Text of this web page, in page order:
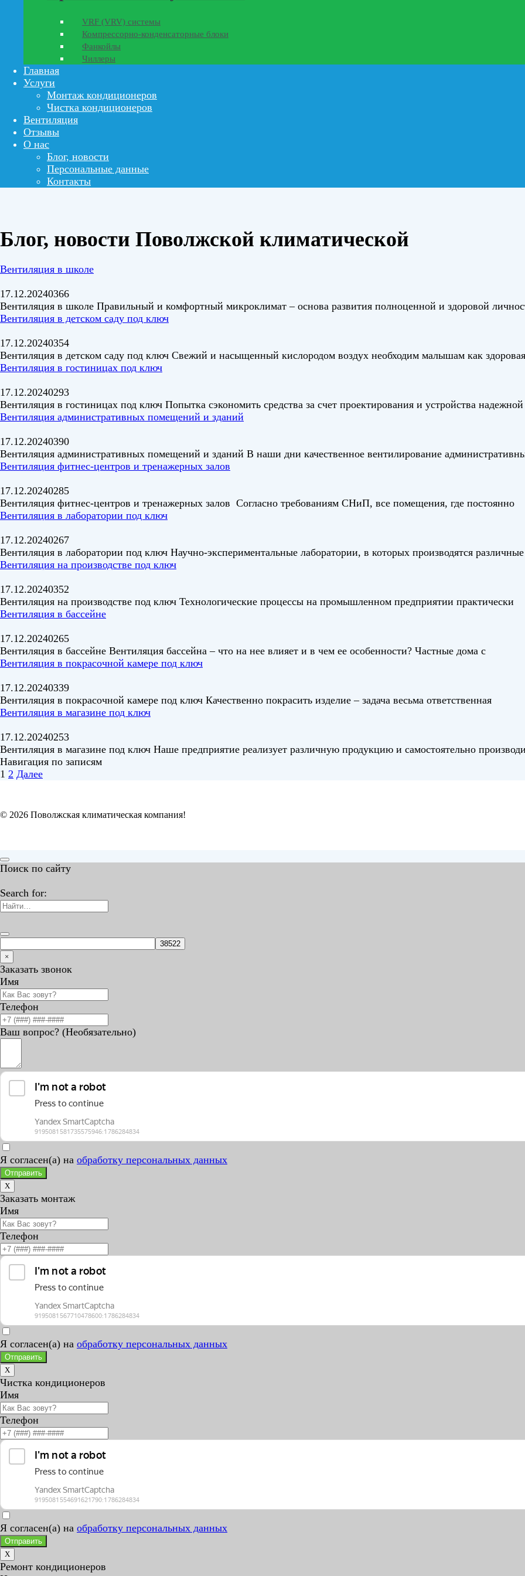
VRF (VRV) системы
Компрессорно-конденсаторные блоки
Фанкойлы
Чиллеры
Главная
Услуги
Монтаж кондиционеров
Чистка кондиционеров
Вентиляция
Отзывы
О нас
Блог, новости
Персональные данные
Контакты
Блог, новости Поволжской климатической
Вентиляция в школе
17.12.20240366
Вентиляция в школе Правильный и комфортный микроклимат – основа развития полноценной и здоровой
Вентиляция в детском саду под ключ
17.12.20240354
Вентиляция в детском саду под ключ Свежий и насыщенный кислородом воздух необходим малышам как здоровая
Вентиляция в гостиницах под ключ
17.12.20240293
Вентиляция в гостиницах под ключ Попытка сэкономить средства за счет проектирования и устройства надежной
Вентиляция административных помещений и зданий
17.12.20240390
Вентиляция административных помещений и зданий В наши дни качественное вентилирование
Вентиляция фитнес-центров и тренажерных залов
17.12.20240285
Вентиляция фитнес-центров и тренажерных залов Согласно требованиям СНиП, все помещения, где постоянно
Вентиляция в лаборатории под ключ
17.12.20240267
Вентиляция в лаборатории под ключ Научно-экспериментальные лаборатории, в которых производятся различные
Вентиляция на производстве под ключ
17.12.20240352
Вентиляция на производстве под ключ Технологические процессы на промышленном предприятии практически
Вентиляция в бассейне
17.12.20240265
Вентиляция в бассейне Вентиляция бассейна – что на нее влияет и в чем ее особенности? Частные дома с
Вентиляция в покрасочной камере под ключ
17.12.20240339
Вентиляция в покрасочной камере под ключ Качественно покрасить изделие – задача весьма ответственная
Вентиляция в магазине под ключ
17.12.20240253
Вентиляция в магазине под ключ Наше предприятие реализует различную продукцию и самостоятельно
Навигация по записям
1 2 Далее
© 2026 Поволжская климатическая компания!
Поиск по сайту
Search for:
×
Заказать звонок
Имя
Телефон
Ваш вопрос? (Необязательно)
Я согласен(а) на обработку персональных данных
Отправить
X
Заказать монтаж
Имя
Телефон
Я согласен(а) на обработку персональных данных
Отправить
X
Чистка кондиционеров
Имя
Телефон
Я согласен(а) на обработку персональных данных
Отправить
X
Ремонт кондиционеров